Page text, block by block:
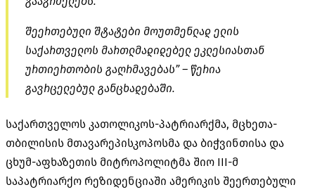
შეერთებული შტატები მოუთმენლად ელის
საქართველოს მართლმადიდებელ ეკლესიასთან
ურთიერთობის გაღრმავებას” – წერია
გავრცელებულ განცხადებაში.
საქართველოს კათოლიკოს-პატრიარქმა, მცხეთა-
თბილისის მთავარეპისკოპოსმა და ბიჭვინთისა და
ცხუმ-აფხაზეთის მიტროპოლიტმა შიო III-მ
საპატრიარქო რეზიდენციაში ამერიკის შეერთებული